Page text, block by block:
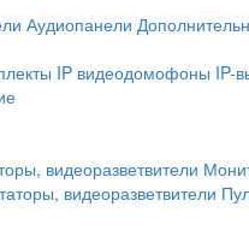
Аудиопанели
IP видеодомофоны IP-
видеоразветвители
видеоразветвители